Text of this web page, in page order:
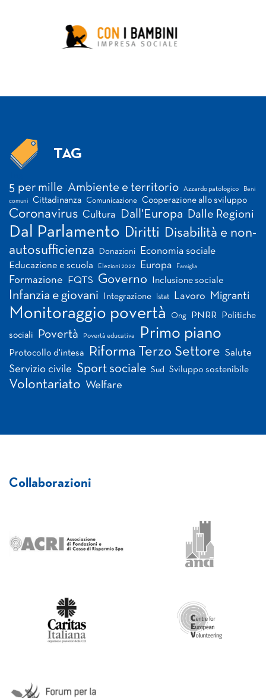
TAG
5 per mille Ambiente e territorio Azzardo patologico Beni
comuni Cittadinanza Comunicazione Cooperazione allo sviluppo
Coronavirus Cultura Dall'Europa Dalle Regioni
Dal Parlamento Diritti
Disabilità e non-
autosufficienza
Donazioni Economia sociale
Educazione e scuola Elezioni 2022 Europa Famiglia
Formazione FQTS Governo Inclusione sociale
Infanzia e giovani Integrazione Istat Lavoro Migranti
Monitoraggio povertà Ong PNRR Politiche
sociali Povertà Povertà educativa Primo piano
Protocollo d'intesa Riforma Terzo Settore Salute
Servizio civile Sport sociale Sud Sviluppo sostenibile
Volontariato Welfare
Collaborazioni